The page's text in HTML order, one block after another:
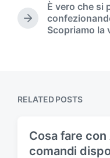
n
e
v
i
s
N
s
t
È vero che si
Scopriamo la
RELATED POSTS
Cosa fare con
comandi